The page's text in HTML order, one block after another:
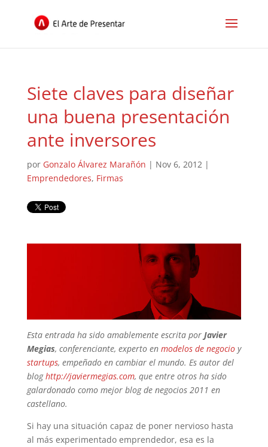
Siete claves para diseñar
una buena presentación
ante inversores
por Gonzalo Álvarez Marañón | Nov 6, 2012|
Emprendedores, Firmas
Esta entrada ha sido amablemente escrita por Javier
Megias, conferenciante, experto en modelos de negocioy
startups, empeñado en cambiar el mundo. Es autor del
bloghttp://javiermegias.com, que entre otros ha sido
galardonado como mejor blog de negocios 2011 en
castellano.
Si hay una situación capaz de poner nervioso hasta
al más experimentado emprendedor, esa es la